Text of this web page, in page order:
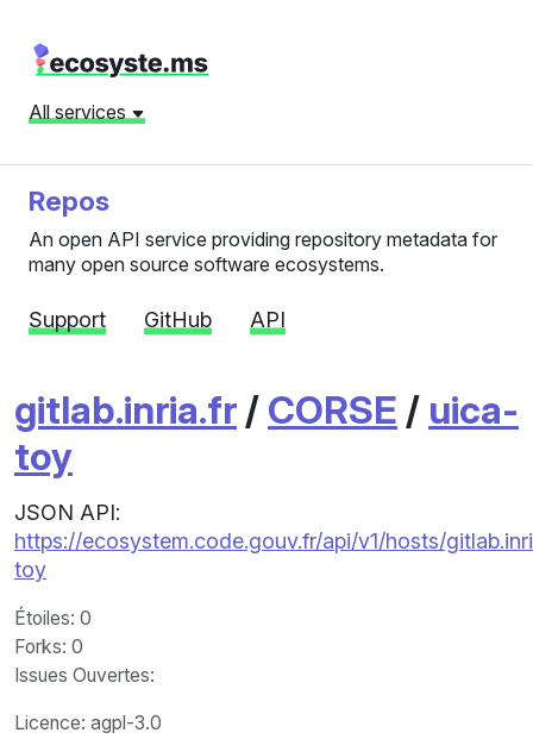
All services
Repos
An open API service providing repository metadata for
many open source software ecosystems.
Support GitHub API
gitlab.inria.fr / CORSE / uica-
toy
JSON API:
https://ecosystem.code.gouv.fr/api/v1/hosts/
toy
Étoiles: 0
Forks: 0
Issues Ouvertes:
Licence: agpl-3.0